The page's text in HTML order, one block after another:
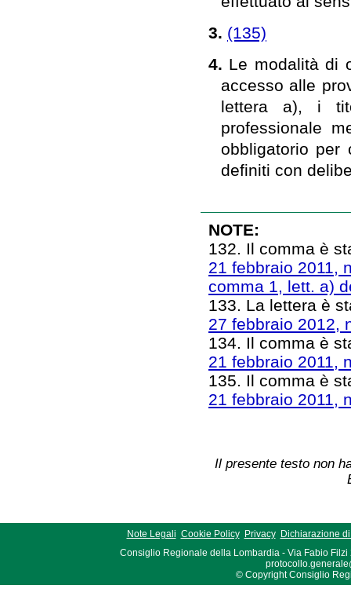
3. (135)
4. Le modalità di
accesso alle
lettera a), i
professionale
obbligatorio per
definiti con
NOTE:
132. Il comma è
21 febbraio 2011,
comma 1, lett. a)
133. La lettera è
27 febbraio 2012,
134. Il comma è
21 febbraio 2011,
135. Il comma è
21 febbraio 2011,
Il presente testo non
Note Legali Cookie Policy Privacy
Dichiarazione
Consiglio Regionale della Lombardia - Via Fabio Filzi
© Copyright Consiglio